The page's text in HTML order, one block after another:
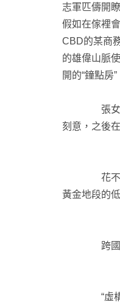
志軍匹儔開
假如在傢裡
CBD的某商
的雄偉山脈
開的“鐘點房”
張女士
刻意，之後
花不多的
黃金地段的
跨國展開
“虛構辦公